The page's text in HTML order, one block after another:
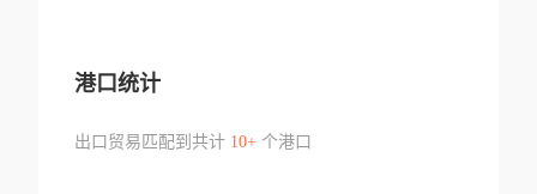
港口统计
出口贸易匹配到共计 10+个港口